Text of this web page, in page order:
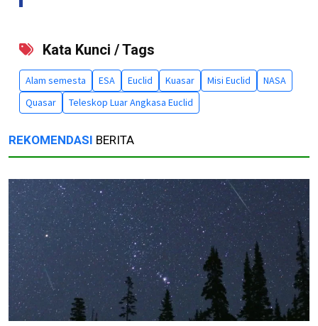
Kata Kunci / Tags
Alam semesta ESA Euclid Kuasar Misi Euclid
NASA
Quasar
Teleskop Luar Angkasa Euclid
REKOMENDASI BERITA